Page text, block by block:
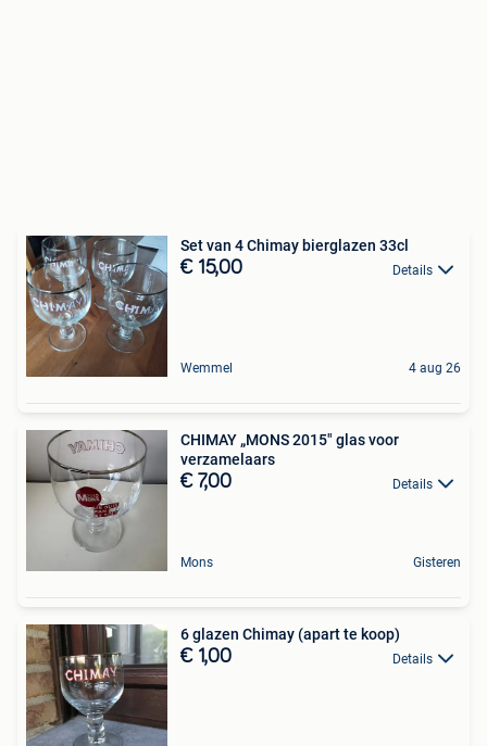
Set van 4 Chimay bierglazen 33cl
€ 15,00 Details
Wemmel 4 aug 26
CHIMAY „MONS 2015" glas voor
verzamelaars
€ 7,00 Details
Mons Gisteren
6 glazen Chimay (apart te koop)
€ 1,00 Details